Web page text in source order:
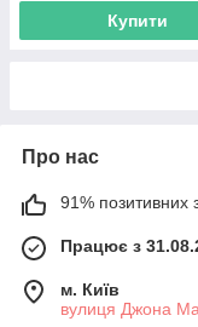
Купити
Про нас
91% позитивних з
Працює з
м. Київ
вулиця Джона